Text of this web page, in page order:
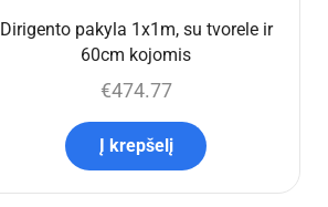
Dirigento pakyla 1x1m, su tvorele ir
60cm kojomis
€474.77
Į krepšelį